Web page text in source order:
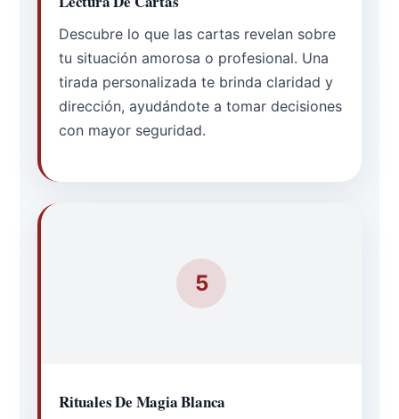
Descubre lo que las cartas revelan sobre
tu situación amorosa o profesional. Una
tirada personalizada te brinda claridad y
dirección, ayudándote a tomar decisiones
con mayor seguridad.
5
Rituales De Magia Blanca